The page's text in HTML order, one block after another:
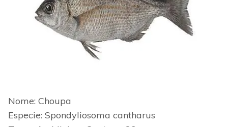
Nome: Choupa
Especie: Spondyliosoma cantharus